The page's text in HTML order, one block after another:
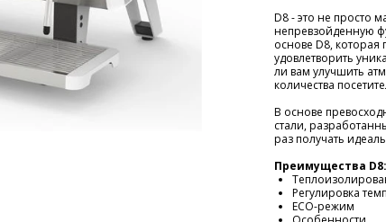
D8 - это не просто
непревзойденную
основе D8, которая
удовлетворить
ли вам улучшить
количества
В основе
стали,
раз получать
Преимущества D8:
Регулировка
ECO-режим